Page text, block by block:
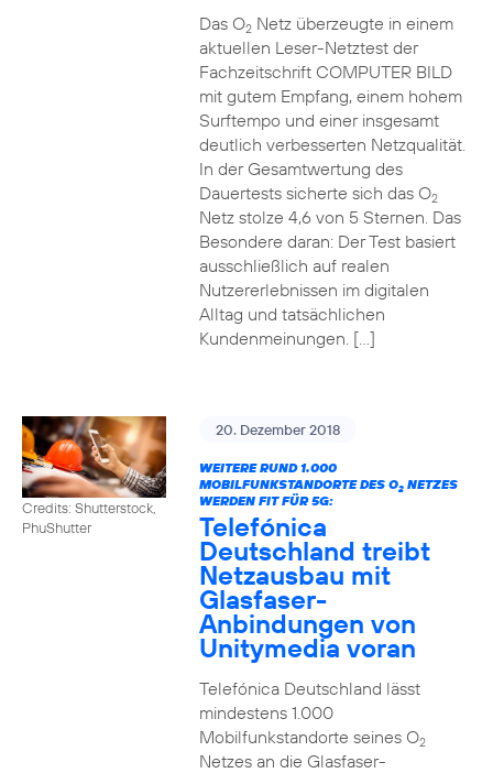
Das O2Netz überzeugte in einem
aktuellen Leser-Netztest der
Fachzeitschrift COMPUTER BILD
mit gutem Empfang, einem hohem
Surftempo und einer insgesamt
deutlich verbesserten Netzqualität.
In der Gesamtwertung des
Dauertests sicherte sich das O2
Netz stolze 4,6 von 5 Sternen. Das
Besondere daran: Der Test basiert
ausschließlich auf realen
Nutzererlebnissen im digitalen
Alltag und tatsächlichen
Kundenmeinungen. […]
Credits: Shutterstock,
PhuShutter
20. Dezember 2018
WEITERE RUND 1.000
MOBILFUNKSTANDORTE DES O2NETZES
WERDEN FIT FÜR 5G:
Telefónica
Deutschland treibt
Netzausbau mit
Glasfaser-
Anbindungen von
Unitymedia voran
Telefónica Deutschland lässt
mindestens 1.000
Mobilfunkstandorte seines O2
Netzes an die Glasfaser-